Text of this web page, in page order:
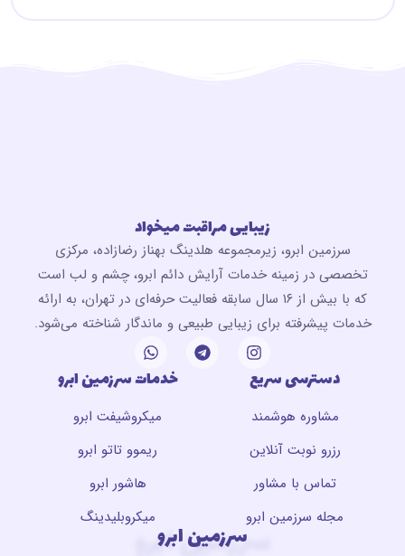
سرزمین ابرو
سرزمین ابرو
دسترسی سریع
مشاوره هوشمند
رزرو نوبت آنلاین
تماس با مشاور
مجله سرزمین ابرو
خدمات سرزمین ابرو
میکروشیفت ابرو
ریموو تاتو ابرو
هاشور ابرو
میکروبلیدینگ
زیبایی مراقبت میخواد
سرزمین ابرو، زیرمجموعه هلدینگ بهناز رضازاده، مرکزی
تخصصی در زمینه خدمات آرایش دائم ابرو، چشم و لب است
که با بیش از ۱۶ سال سابقه فعالیت حرفه‌ای در تهران، به ارائه
خدمات پیشرفته برای زیبایی طبیعی و ماندگار شناخته می‌شود.